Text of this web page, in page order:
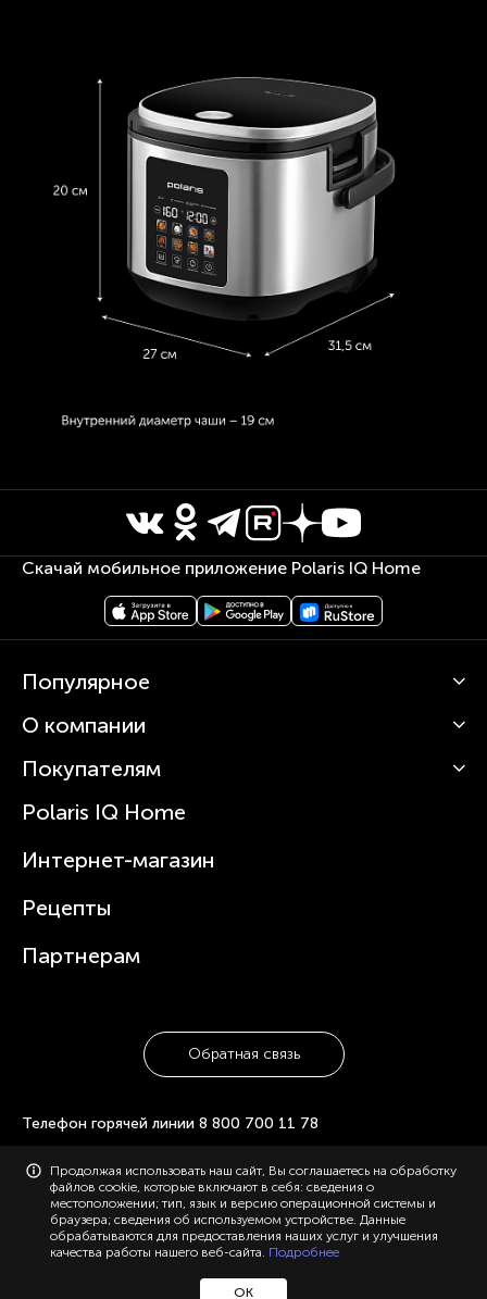
Скачай мобильное приложение Polaris IQ Home
Популярное
Кофемашины
Вертикальные пылесосы
Зубные щетки и ирригаторы
Увлажнители
Посуда
О компании
О Polaris
Статьи
Покупателям
Сервисные центры
Где купить
Polaris IQ Home
Интернет-магазин
Рецепты
Партнерам
Обратная связь
Телефон горячей линии 8 800 700 11 78
© 2006-2026 «Polaris». Все права защищены. Использование
материалов с сайта polaris.ru возможно только с разрешения
администрации, с указанием активной ссылки на сайт.
Конфиденциальность
Карта сайта
Продолжая использовать наш сайт, Вы соглашаетесь на обработку
файлов cookie, которые включают в себя: сведения о
местоположении; тип, язык и версию операционной системы и
браузера; сведения об используемом устройстве. Данные
обрабатываются для предоставления наших услуг и улучшения
качества работы нашего веб-сайта. Подробнее
ОК